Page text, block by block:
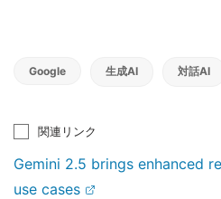
Google 生成AI 対話AI
関連リンク
Gemini 2.5 brings enhanced
use cases